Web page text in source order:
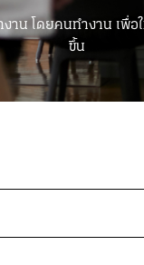
าน โดยคนทำงาน เพื่
ขึ้น